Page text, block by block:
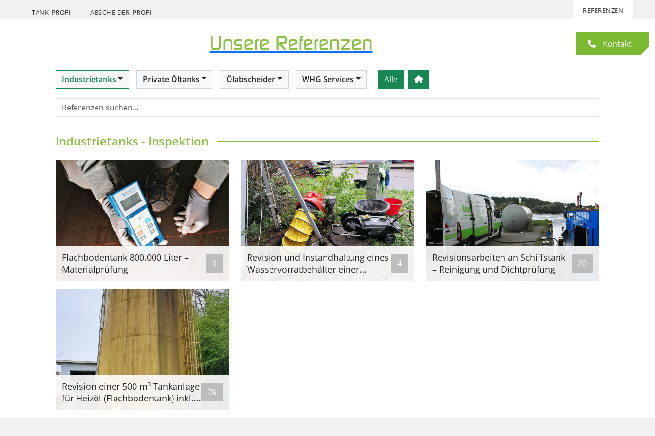
TANK PROFI ABSCHEIDER PROFI REFERENZEN
Unsere Referenzen Kontakt
Industrietanks Private Öltanks Ölabscheider WHG Services Alle
Industrietanks - Inspektion
Flachbodentank 800.000 Liter –
Materialprüfung
3
Revision und Instandhaltung eines
Wasservorratbehälter einer
Sprinkleranlage
4
Revisionsarbeiten an Schiffstank
– Reinigung und Dichtprüfung
20
Revision einer 500 m³ Tankanlage
für Heizöl (Flachbodentank) inkl.
Materialprüfung – Floorscreening
78